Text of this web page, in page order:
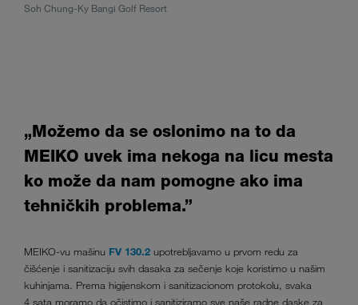
Soh Chung-Ky Bangi Golf Resort
„Možemo da se oslonimo na to da
MEIKO uvek ima nekoga na licu mesta
ko može da nam pomogne ako ima
tehničkih problema.”
MEIKO-vu mašinu FV 130.2 upotrebljavamo u prvom redu za
čišćenje i sanitizaciju svih dasaka za sečenje koje koristimo u našim
kuhinjama. Prema higijenskom i sanitizacionom protokolu, svaka
4 sata moramo da očistimo i sanitiziramo sve naše radne daske za